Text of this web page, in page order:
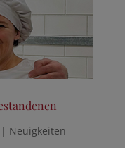
| Neuigkeiten